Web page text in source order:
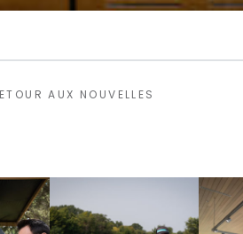
AUX NOUVELLES